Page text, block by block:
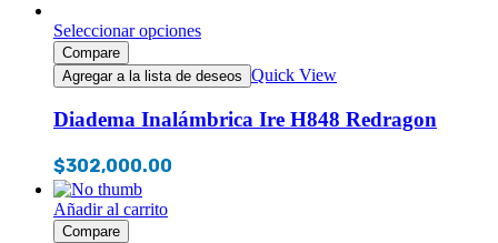
Seleccionar opciones
Compare
Agregar a la lista de deseos Quick View
Diadema Inalámbrica Ire H848 Redragon
$302,000.00
Añadir al carrito
Compare